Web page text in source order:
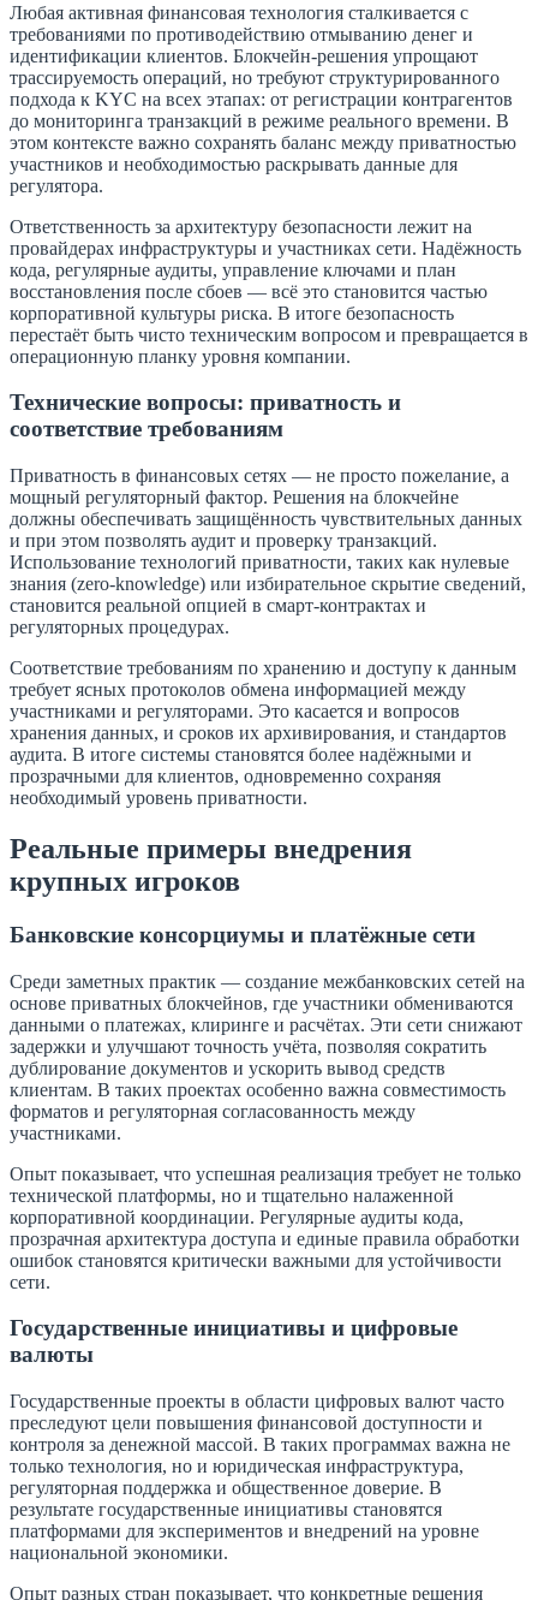
Любая активная финансовая технология сталкивается с
требованиями по противодействию отмыванию денег и
идентификации клиентов. Блокчейн-решения упрощают
трассируемость операций, но требуют структурированного
подхода к KYC на всех этапах: от регистрации контрагентов
до мониторинга транзакций в режиме реального времени. В
этом контексте важно сохранять баланс между приватностью
участников и необходимостью раскрывать данные для
регулятора.
Ответственность за архитектуру безопасности лежит на
провайдерах инфраструктуры и участниках сети. Надёжность
кода, регулярные аудиты, управление ключами и план
восстановления после сбоев — всё это становится частью
корпоративной культуры риска. В итоге безопасность
перестаёт быть чисто техническим вопросом и превращается в
операционную планку уровня компании.
Технические вопросы: приватность и
соответствие требованиям
Приватность в финансовых сетях — не просто пожелание, а
мощный регуляторный фактор. Решения на блокчейне
должны обеспечивать защищённость чувствительных данных
и при этом позволять аудит и проверку транзакций.
Использование технологий приватности, таких как нулевые
знания (zero-knowledge) или избирательное скрытие сведений,
становится реальной опцией в смарт-контрактах и
регуляторных процедурах.
Соответствие требованиям по хранению и доступу к данным
требует ясных протоколов обмена информацией между
участниками и регуляторами. Это касается и вопросов
хранения данных, и сроков их архивирования, и стандартов
аудита. В итоге системы становятся более надёжными и
прозрачными для клиентов, одновременно сохраняя
необходимый уровень приватности.
Реальные примеры внедрения
крупных игроков
Банковские консорциумы и платёжные сети
Среди заметных практик — создание межбанковских сетей на
основе приватных блокчейнов, где участники обмениваются
данными о платежах, клиринге и расчётах. Эти сети снижают
задержки и улучшают точность учёта, позволяя сократить
дублирование документов и ускорить вывод средств
клиентам. В таких проектах особенно важна совместимость
форматов и регуляторная согласованность между
участниками.
Опыт показывает, что успешная реализация требует не только
технической платформы, но и тщательно налаженной
корпоративной координации. Регулярные аудиты кода,
прозрачная архитектура доступа и единые правила обработки
ошибок становятся критически важными для устойчивости
сети.
Государственные инициативы и цифровые
валюты
Государственные проекты в области цифровых валют часто
преследуют цели повышения финансовой доступности и
контроля за денежной массой. В таких программах важна не
только технология, но и юридическая инфраструктура,
регуляторная поддержка и общественное доверие. В
результате государственные инициативы становятся
платформами для экспериментов и внедрений на уровне
национальной экономики.
Опыт разных стран показывает, что конкретные решения